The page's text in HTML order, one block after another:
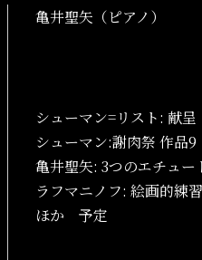
亀井聖矢（ピアノ）
シューマン=リスト: 献呈
シューマン:謝肉祭 作品9
亀井聖矢: 3つのエチュー
ラフマニノフ: 絵画的練
ほか 予定